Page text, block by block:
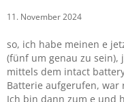
11. November 2024
so, ich habe meinen e
(fünf um genau zu sein),
mittels dem intact
Batterie aufgerufen, war
Ich bin dann zum e und